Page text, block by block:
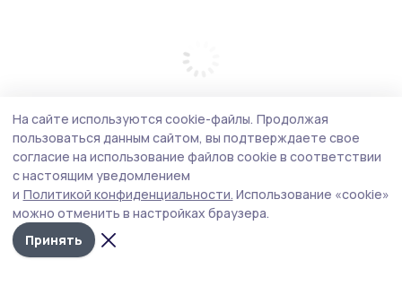
На сайте используются cookie-файлы. Продолжая
пользоваться данным сайтом, вы подтверждаете свое
согласие на использование файлов cookie в соответствии
с настоящим уведомлением
и Политикой конфиденциальности. Использование «cookie»
можно отменить в настройках браузера.
Принять